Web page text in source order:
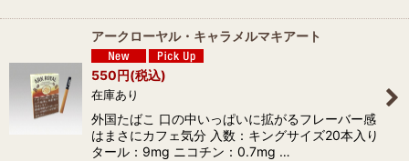
アークローヤル・キャラメルマキアート
550円(税込)
在庫あり
外国たばこ 口の中いっぱいに拡がるフレーバー感
はまさにカフェ気分 入数：キングサイズ20本入り
タール：9mg ニコチン：0.7mg …